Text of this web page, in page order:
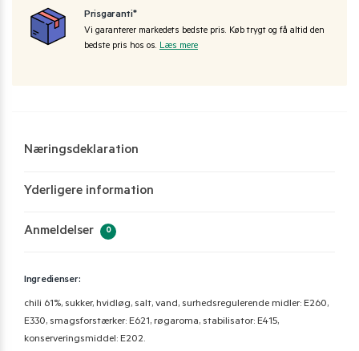
Prisgaranti*
Vi garanterer markedets bedste pris. Køb trygt og få altid den
bedste pris hos os. Læs mere
Næringsdeklaration
Yderligere information
Anmeldelser 0
Ingredienser:
chili 61%, sukker, hvidløg, salt, vand, surhedsregulerende midler: E260,
E330, smagsforstærker: E621, røgaroma, stabilisator: E415,
konserveringsmiddel: E202.